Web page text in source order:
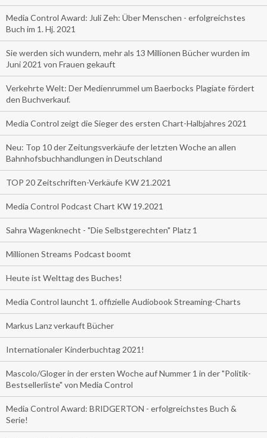
Media Control Award: Juli Zeh: Über Menschen - erfolgreichstes
Buch im 1. Hj. 2021
Sie werden sich wundern, mehr als 13 Millionen Bücher wurden im
Juni 2021 von Frauen gekauft
Verkehrte Welt: Der Medienrummel um Baerbocks Plagiate fördert
den Buchverkauf.
Media Control zeigt die Sieger des ersten Chart-Halbjahres 2021
Neu: Top 10 der Zeitungsverkäufe der letzten Woche an allen
Bahnhofsbuchhandlungen in Deutschland
TOP 20 Zeitschriften-Verkäufe KW 21.2021
Media Control Podcast Chart KW 19.2021
Sahra Wagenknecht - "Die Selbstgerechten" Platz 1
Millionen Streams Podcast boomt
Heute ist Welttag des Buches!
Media Control launcht 1. offizielle Audiobook Streaming-Charts
Markus Lanz verkauft Bücher
Internationaler Kinderbuchtag 2021!
Mascolo/Gloger in der ersten Woche auf Nummer 1 in der "Politik-
Bestsellerliste" von Media Control
Media Control Award: BRIDGERTON - erfolgreichstes Buch &
Serie!